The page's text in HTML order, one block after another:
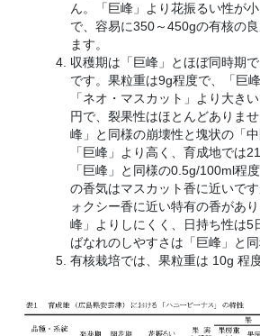
ん。「巨峰」より花振るい性が
で、容易に350～450gの有核の
ます。
収穫期は「巨峰」とほぼ同時期
です。果粒重は9g程度で、「巨
「ネオ・マスカット」より大き
円で、裂果性はほとんどありま
峰」と同様の崩壊性と塊状の「
「巨峰」より高く、育成地では
「巨峰」と同様の0.5g/100ml程
の香気はマスカット香に近いで
ォクシー香に近い特有の香があ
峰」よりしにくく、日持ち性は5
ばなれのしやすさは「巨峰」と同
有核栽培では、果粒重は 10g 程